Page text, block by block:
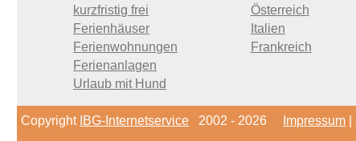
kurzfristig frei
Ferienhäuser
Ferienwohnungen
Ferienanlagen
Urlaub mit Hund
Österreich
Italien
Frankreich
Copyright IBG-Internetservice 2002 - 2026 Impressum